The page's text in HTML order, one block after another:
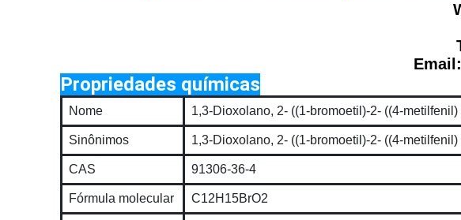
Propriedades químicas
Nome 1,3-Dioxolano, 2- ((1-bromoetil)-2- ((4-metilfenil)
Sinônimos 1,3-Dioxolano, 2- ((1-bromoetil)-2- ((4-metilfenil)
CAS 91306-36-4
Fórmula molecular C12H15BrO2